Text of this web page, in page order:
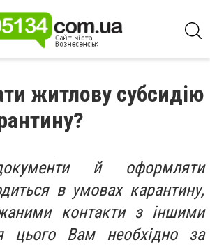
житлову субсидію
й оформляти
в умовах карантину,
контакти з іншими
Вам необхідно за